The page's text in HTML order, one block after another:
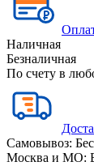
Наличная
Безналичная
По счету в
Самовывоз:
Москва и МО: